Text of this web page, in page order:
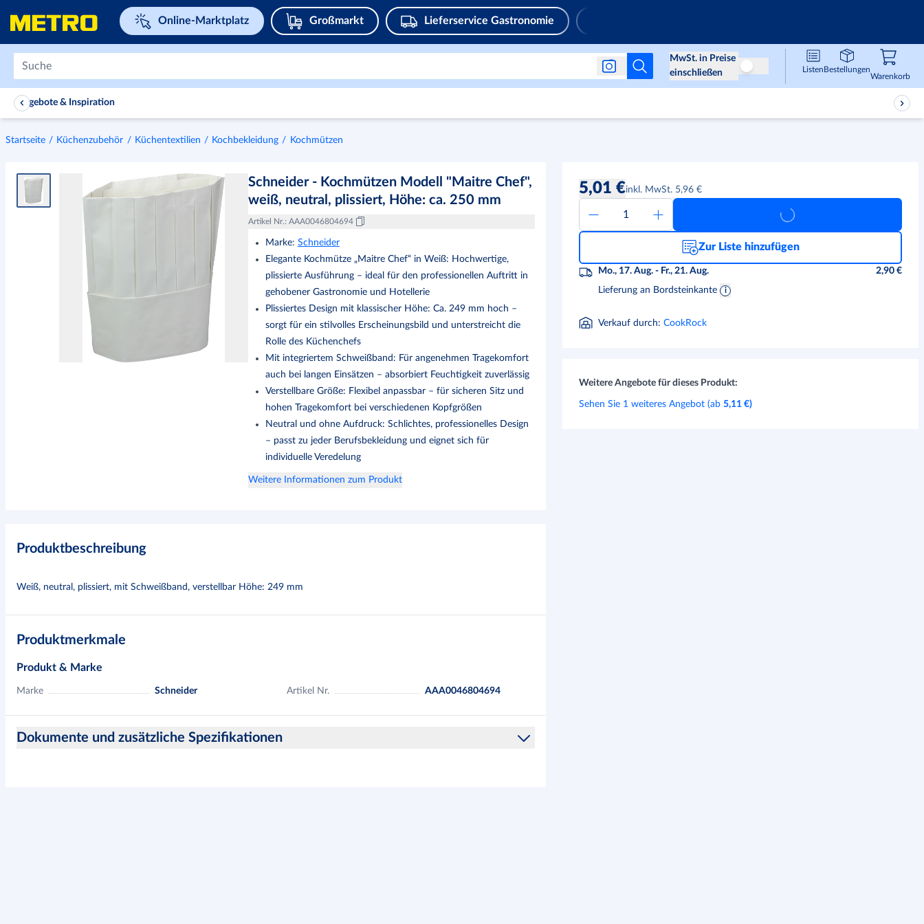
Navigieren Sie zu home pageOnline-Marktplatz Großmarkt Lieferservice Gastronomie
MwSt. in Preise
einschließen
Preise ohne MwSt
ListenBestellungen
Warenkorb,
Angebote & Inspiration
Startseite Küchenzubehör Küchentextilien Kochbekleidung Kochmützen
Schneider - Kochmützen Modell "Maitre Chef",
weiß, neutral, plissiert, Höhe: ca. 250 mm
Artikel Nr.: AAA0046804694
Marke: Schneider
Elegante Kochmütze „Maitre Chef“ in Weiß: Hochwertige,
plissierte Ausführung – ideal für den professionellen Auftritt in
gehobener Gastronomie und Hotellerie
Plissiertes Design mit klassischer Höhe: Ca. 249 mm hoch –
sorgt für ein stilvolles Erscheinungsbild und unterstreicht die
Rolle des Küchenchefs
Mit integriertem Schweißband: Für angenehmen Tragekomfort
auch bei langen Einsätzen – absorbiert Feuchtigkeit zuverlässig
Verstellbare Größe: Flexibel anpassbar – für sicheren Sitz und
hohen Tragekomfort bei verschiedenen Kopfgrößen
Neutral und ohne Aufdruck: Schlichtes, professionelles Design
– passt zu jeder Berufsbekleidung und eignet sich für
individuelle Veredelung
Weitere Informationen zum Produkt
Produktbeschreibung
Weiß, neutral, plissiert, mit Schweißband, verstellbar Höhe: 249 mm
Produktmerkmale
Produkt & Marke
Marke Schneider Artikel Nr. AAA0046804694
Dokumente und zusätzliche Spezifikationen
5,01 €inkl. MwSt. 5,96 €
Zur Liste hinzufügen
Mo., 17. Aug. - Fr., 21. Aug.
2,90 €
Lieferung an Bordsteinkante
Verkauf durch: CookRock
Weitere Angebote für dieses Produkt:
Sehen Sie 1 weiteres Angebot (ab5,11 €)